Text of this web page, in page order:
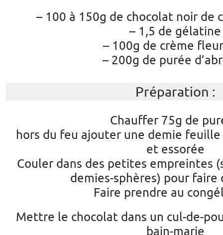
– 100 à 150g de chocolat noir de
– 1,5 de gélatine
– 100g de crème
– 200g de purée
Préparation :
Chauffer 75g de
hors du feu ajouter une demie
et essorée
Couler dans des petites empreintes
demies-sphères) pour faire
Faire prendre au
Mettre le chocolat dans un cul-de-
bain-marie